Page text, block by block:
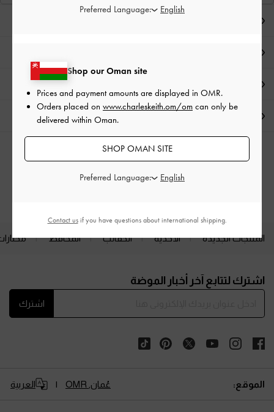
الصنادل المنزلقة
المنتجات الجديدة الأحذية الحقائب المحافظ
اشترك لتتابع آخر أخبار الموضة
اشترك
الموقع: عُمان, OMR العربية
Shop our Oman site
Prices and payment amounts are displayed in OMR.
Orders placed on www.charleskeith.om/om can only be
delivered within Oman.
SHOP OMAN SITE
Preferred Language:
Preferred Language:
Contact usif you have questions about international shipping.